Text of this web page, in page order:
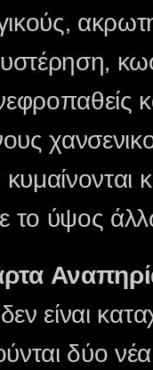
το ύψος
είναι
δύο